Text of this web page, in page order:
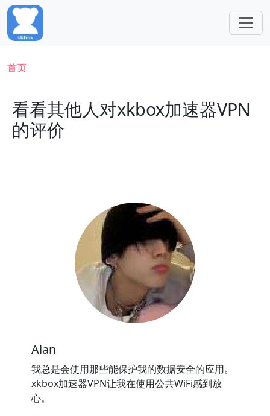
跳转到主要内容
面包屑
首页
看看其他人对xkbox加速器VPN
的评价
Alan
我总是会使用那些能保护我的数据安全的应用。
xkbox加速器VPN让我在使用公共WiFi感到放
心。